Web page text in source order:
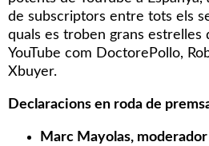
de subscriptors entre tots els
quals es troben grans estrelles
YouTube com DoctorePollo,
Xbuyer.
Declaracions en roda de
Marc Mayolas,